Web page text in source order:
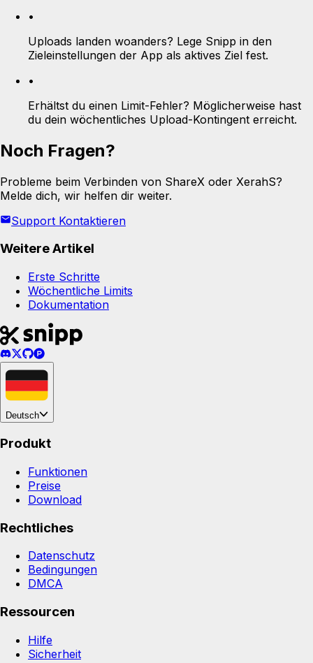
•
Uploads landen woanders? Lege Snipp in den
Zieleinstellungen der App als aktives Ziel fest.
•
Erhältst du einen Limit-Fehler? Möglicherweise hast
du dein wöchentliches Upload-Kontingent erreicht.
Noch Fragen?
Probleme beim Verbinden von ShareX oder XerahS?
Melde dich, wir helfen dir weiter.
Support Kontaktieren
Weitere Artikel
Erste Schritte
Wöchentliche Limits
Dokumentation
Deutsch
Produkt
Funktionen
Preise
Download
Rechtliches
Datenschutz
Bedingungen
DMCA
Ressourcen
Hilfe
Sicherheit